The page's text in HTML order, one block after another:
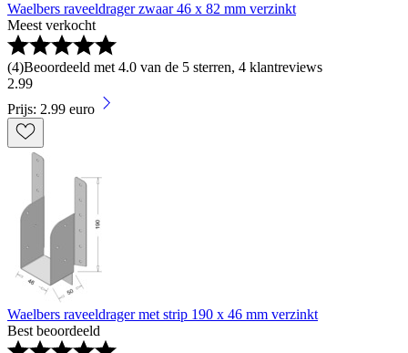
Waelbers raveeldrager zwaar 46 x 82 mm verzinkt
Meest verkocht
(4)Beoordeeld met 4.0 van de 5 sterren, 4 klantreviews
2.99
Prijs: 2.99 euro
Waelbers raveeldrager met strip 190 x 46 mm verzinkt
Best beoordeeld